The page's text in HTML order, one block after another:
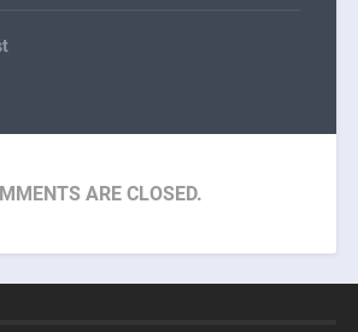
ARE CLOSED.